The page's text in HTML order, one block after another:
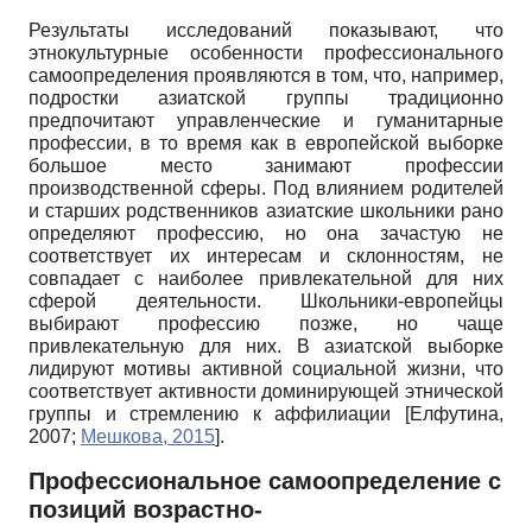
Результаты исследований показывают, что
этнокультурные особенности профессионального
самоопределения проявляются в том, что, например,
подростки азиатской группы традиционно
предпочитают управленческие и гуманитарные
профессии, в то время как в европейской выборке
большое место занимают профессии
производственной сферы. Под влиянием родителей
и старших родственников азиатские школьники рано
определяют профессию, но она зачастую не
соответствует их интересам и склонностям, не
совпадает с наиболее привлекательной для них
сферой деятельности. Школьники-европейцы
выбирают профессию позже, но чаще
привлекательную для них. В азиатской выборке
лидируют мотивы активной социальной жизни, что
соответствует активности доминирующей этнической
группы и стремлению к аффилиации
[Елфутина,
2007; Мешкова, 2015].
Профессиональное самоопределение с
позиций возрастно-